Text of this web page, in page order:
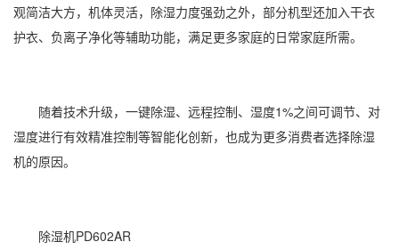
观简洁大方，机体灵活，除湿力度强劲之外，部分机型还加入干衣
护衣、负离子净化等辅助功能，满足更多家庭的日常家庭所需。
随着技术升级，一键除湿、远程控制、湿度1%之间可调节、对
湿度进行有效精准控制等智能化创新，也成为更多消费者选择除湿
机的原因。
除湿机PD602AR